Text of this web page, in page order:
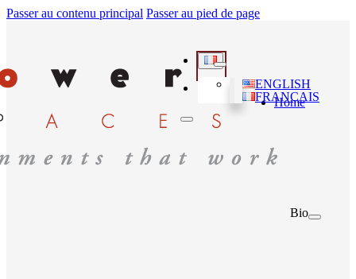
Passer au contenu principal Passer au pied de page
Home
Bio
ENGLISH
FRANÇAIS